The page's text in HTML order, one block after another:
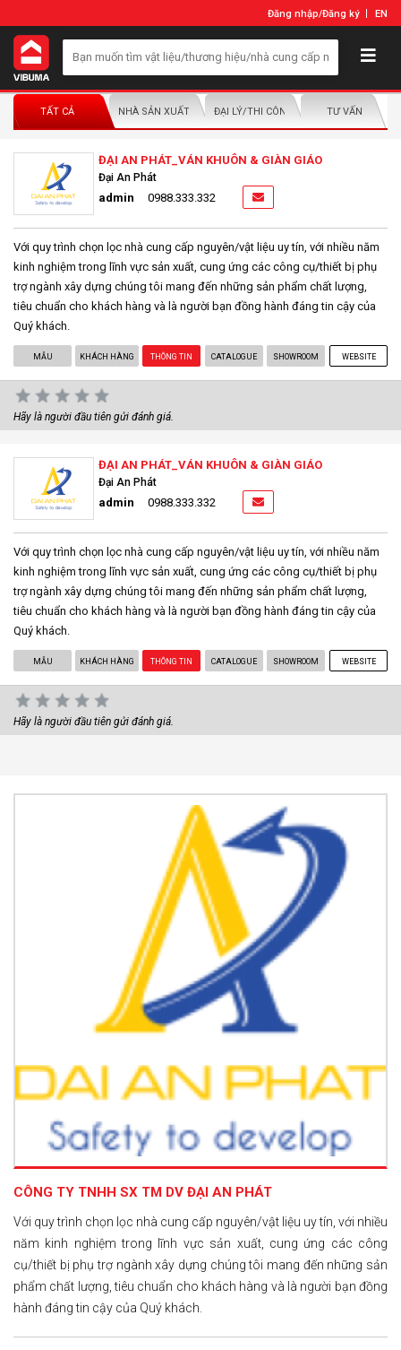
Đăng nhập/Đăng ký EN
TẤT CẢ NHÀ SẢN XUẤT/NHÀ PHÂN PHỐIĐẠI LÝ/THI CÔNG LẮP ĐẶTTƯ VẤN
ĐẠI AN PHÁT_VÁN KHUÔN & GIÀN GIÁO
Đại An Phát
admin 0988.333.332
Với quy trình chọn lọc nhà cung cấp nguyên/vật liệu uy tín, với nhiều năm
kinh nghiệm trong lĩnh vực sản xuất, cung ứng các công cụ/thiết bị phụ
trợ ngành xây dựng chúng tôi mang đến những sản phẩm chất lượng,
tiêu chuẩn cho khách hàng và là người bạn đồng hành đáng tin cậy của
Quý khách.
MẪU KHÁCH HÀNG THÔNG TIN CATALOGUE SHOWROOM WEBSITE
Hãy là người đầu tiên gửi đánh giá.
ĐẠI AN PHÁT_VÁN KHUÔN & GIÀN GIÁO
Đại An Phát
admin 0988.333.332
Với quy trình chọn lọc nhà cung cấp nguyên/vật liệu uy tín, với nhiều năm
kinh nghiệm trong lĩnh vực sản xuất, cung ứng các công cụ/thiết bị phụ
trợ ngành xây dựng chúng tôi mang đến những sản phẩm chất lượng,
tiêu chuẩn cho khách hàng và là người bạn đồng hành đáng tin cậy của
Quý khách.
MẪU KHÁCH HÀNG THÔNG TIN CATALOGUE SHOWROOM WEBSITE
Hãy là người đầu tiên gửi đánh giá.
CÔNG TY TNHH SX TM DV ĐẠI AN PHÁT
Với quy trình chọn lọc nhà cung cấp nguyên/vật liệu uy tín, với nhiều
năm kinh nghiệm trong lĩnh vực sản xuất, cung ứng các công
cụ/thiết bị phụ trợ ngành xây dựng chúng tôi mang đến những sản
phẩm chất lượng, tiêu chuẩn cho khách hàng và là người bạn đồng
hành đáng tin cậy của Quý khách.